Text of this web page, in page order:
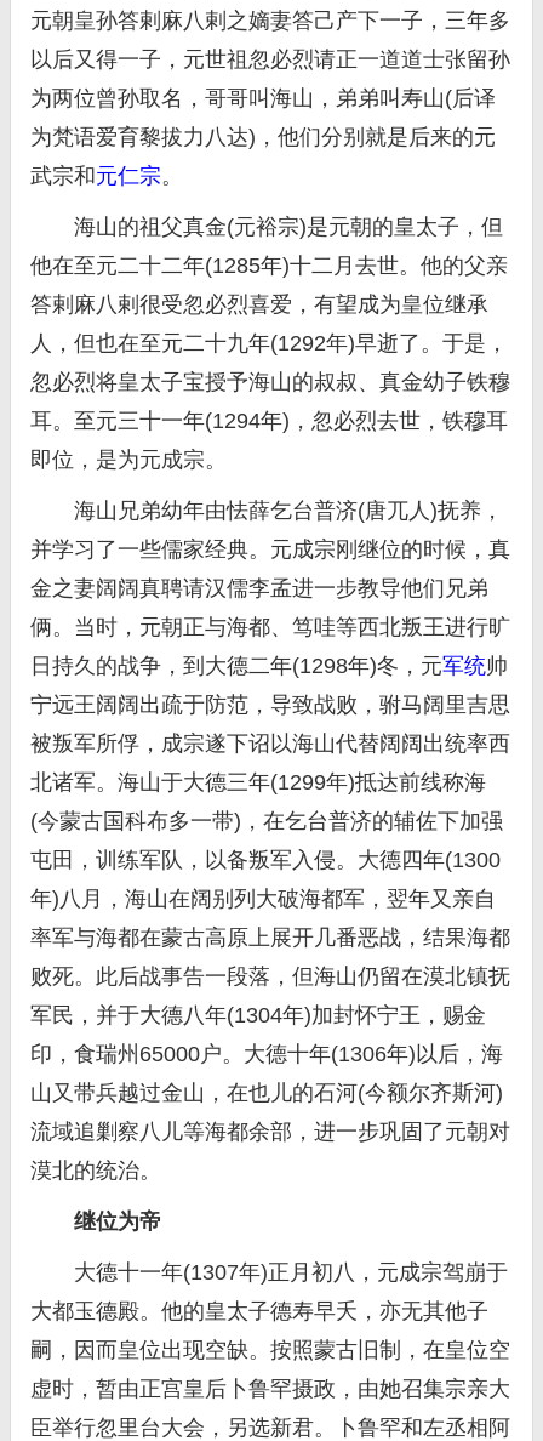
元朝皇孙答剌麻八剌之嫡妻答己产下一子，三年多
以后又得一子，元世祖忽必烈请正一道道士张留孙
为两位曾孙取名，哥哥叫海山，弟弟叫寿山(后译
为梵语爱育黎拔力八达)，他们分别就是后来的元
武宗和元仁宗。
海山的祖父真金(元裕宗)是元朝的皇太子，但
他在至元二十二年(1285年)十二月去世。他的父亲
答剌麻八剌很受忽必烈喜爱，有望成为皇位继承
人，但也在至元二十九年(1292年)早逝了。于是，
忽必烈将皇太子宝授予海山的叔叔、真金幼子铁穆
耳。至元三十一年(1294年)，忽必烈去世，铁穆耳
即位，是为元成宗。
海山兄弟幼年由怯薛乞台普济(唐兀人)抚养，
并学习了一些儒家经典。元成宗刚继位的时候，真
金之妻阔阔真聘请汉儒李孟进一步教导他们兄弟
俩。当时，元朝正与海都、笃哇等西北叛王进行旷
日持久的战争，到大德二年(1298年)冬，元军统帅
宁远王阔阔出疏于防范，导致战败，驸马阔里吉思
被叛军所俘，成宗遂下诏以海山代替阔阔出统率西
北诸军。海山于大德三年(1299年)抵达前线称海
(今蒙古国科布多一带)，在乞台普济的辅佐下加强
屯田，训练军队，以备叛军入侵。大德四年(1300
年)八月，海山在阔别列大破海都军，翌年又亲自
率军与海都在蒙古高原上展开几番恶战，结果海都
败死。此后战事告一段落，但海山仍留在漠北镇抚
军民，并于大德八年(1304年)加封怀宁王，赐金
印，食瑞州65000户。大德十年(1306年)以后，海
山又带兵越过金山，在也儿的石河(今额尔齐斯河)
流域追剿察八儿等海都余部，进一步巩固了元朝对
漠北的统治。
继位为帝
大德十一年(1307年)正月初八，元成宗驾崩于
大都玉德殿。他的皇太子德寿早夭，亦无其他子
嗣，因而皇位出现空缺。按照蒙古旧制，在皇位空
虚时，暂由正宫皇后卜鲁罕摄政，由她召集宗亲大
臣举行忽里台大会，另选新君。卜鲁罕和左丞相阿